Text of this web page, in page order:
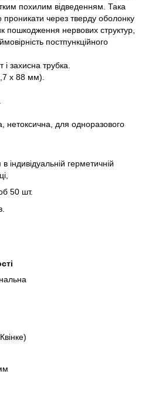
похилим відведенням. Така
проникати через тверду оболонку
пошкодження нервових структур,
постпункційного
і захисна трубка.
х 88 мм).
нетоксична, для одноразового
індивідуальній герметичній
50 шт.